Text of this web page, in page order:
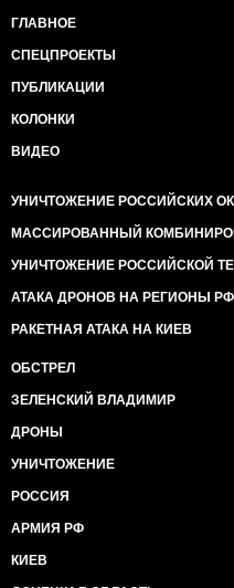
ГЛАВНОЕ
СПЕЦПРОЕКТЫ
ПУБЛИКАЦИИ
КОЛОНКИ
ВИДЕО
УНИЧТОЖЕНИЕ РОССИЙСКИХ
МАССИРОВАННЫЙ
УНИЧТОЖЕНИЕ РОССИЙСКОЙ
АТАКА ДРОНОВ НА РЕГИОНЫ РФ
РАКЕТНАЯ АТАКА НА КИЕВ
ОБСТРЕЛ
ЗЕЛЕНСКИЙ ВЛАДИМИР
ДРОНЫ
УНИЧТОЖЕНИЕ
РОССИЯ
АРМИЯ РФ
КИЕВ